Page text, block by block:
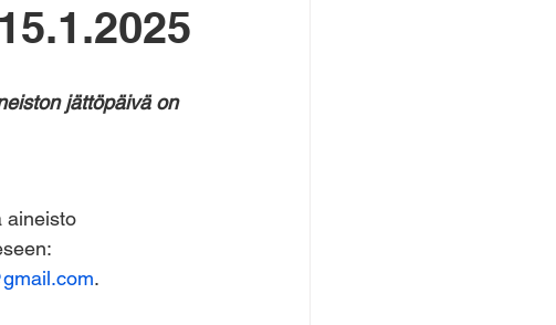
jättöpäivä on
aineisto
.